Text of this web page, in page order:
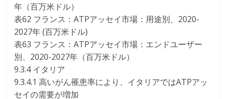
年（百万米ドル）
表62 フランス：ATPアッセイ市場：用途別、2020-
2027年 (百万米ドル)
表63 フランス：ATPアッセイ市場：エンドユーザー
別、2020-2027年（百万米ドル）
9.3.4 イタリア
9.3.4.1 高いがん罹患率により、イタリアではATPアッ
セイの需要が増加